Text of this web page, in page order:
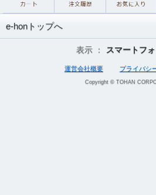
e-honトップへ
表示 ： スマートフ
運営会社概要 プライバシ
Copyright © TOHAN